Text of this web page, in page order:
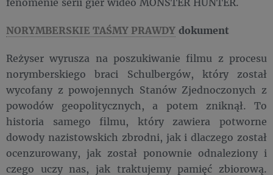
NORYMBERSKIE TAŚMY PRAWDY dokument
Reżyser wyrusza na poszukiwanie filmu z procesu
norymberskiego braci Schulbergów, który został
wycofany z powojennych Stanów Zjednoczonych z
powodów geopolitycznych, a potem zniknął. To
historia samego filmu, który zawiera potworne
dowody nazistowskich zbrodni, jak i dlaczego został
ocenzurowany, jak został ponownie odnaleziony i
czego uczy nas, jak traktujemy pamięć zbiorową.